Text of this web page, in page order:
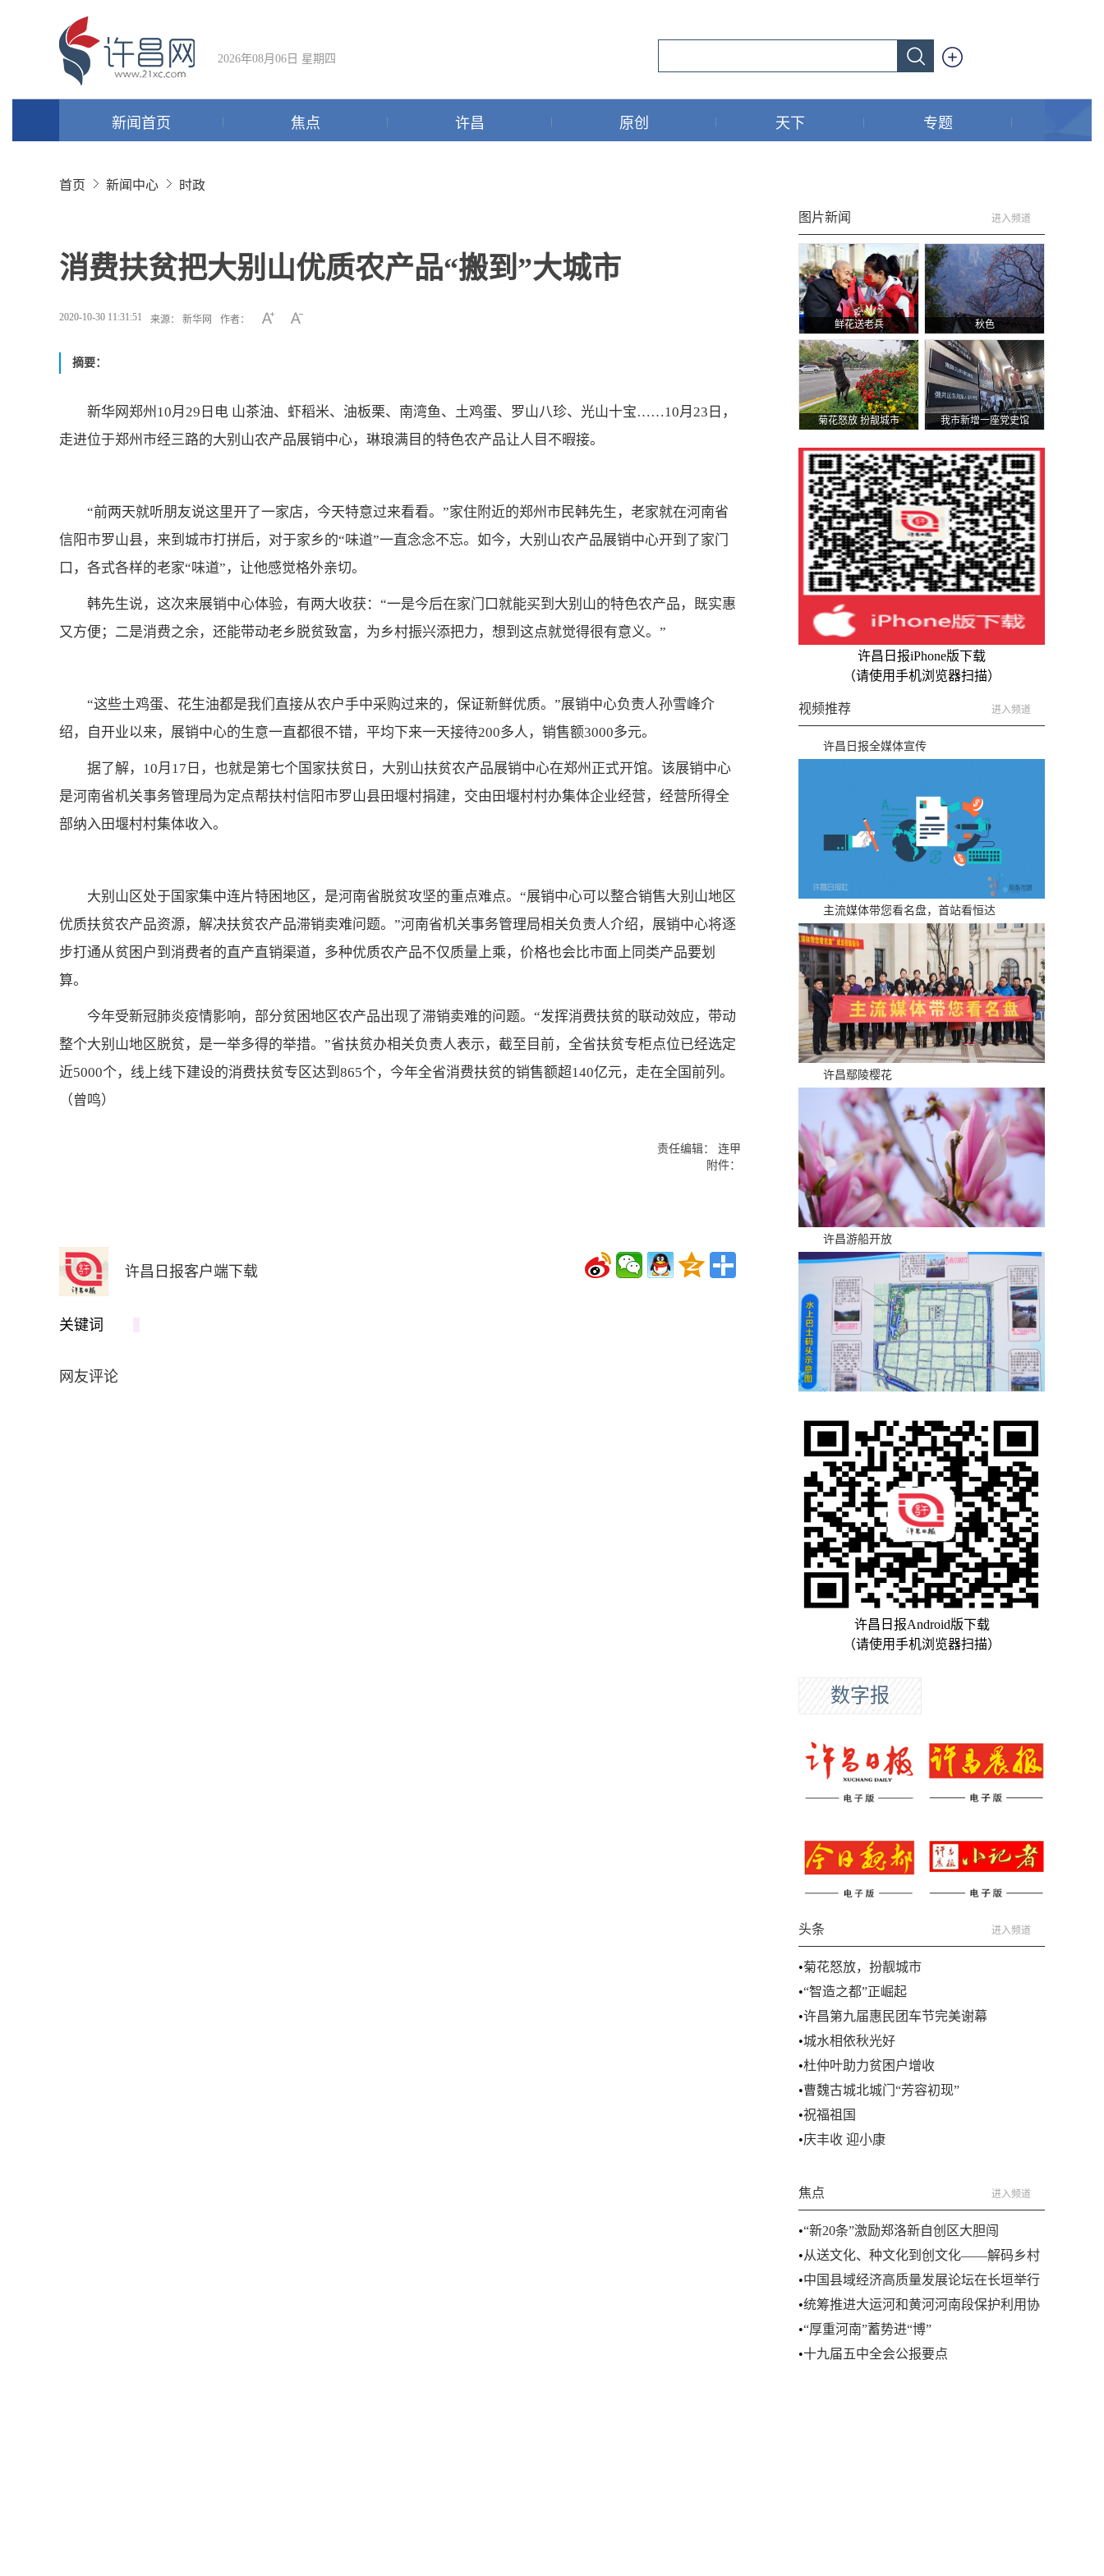
2026年08月06日 星期四
新闻首页 焦点 许昌 原创 天下 专题
首页 新闻中心 时政
消费扶贫把大别山优质农产品“搬到”大城市
2020-10-30 11:31:51 来源： 新华网 作者：
摘要：
新华网郑州10月29日电 山茶油、虾稻米、油板栗、南湾鱼、土鸡蛋、罗山八珍、光山十宝……10月23日，
走进位于郑州市经三路的大别山农产品展销中心，琳琅满目的特色农产品让人目不暇接。
“前两天就听朋友说这里开了一家店，今天特意过来看看。”家住附近的郑州市民韩先生，老家就在河南省
信阳市罗山县，来到城市打拼后，对于家乡的“味道”一直念念不忘。如今，大别山农产品展销中心开到了家门
口，各式各样的老家“味道”，让他感觉格外亲切。
韩先生说，这次来展销中心体验，有两大收获：“一是今后在家门口就能买到大别山的特色农产品，既实惠
又方便；二是消费之余，还能带动老乡脱贫致富，为乡村振兴添把力，想到这点就觉得很有意义。”
“这些土鸡蛋、花生油都是我们直接从农户手中采购过来的，保证新鲜优质。”展销中心负责人孙雪峰介
绍，自开业以来，展销中心的生意一直都很不错，平均下来一天接待200多人，销售额3000多元。
据了解，10月17日，也就是第七个国家扶贫日，大别山扶贫农产品展销中心在郑州正式开馆。该展销中心
是河南省机关事务管理局为定点帮扶村信阳市罗山县田堰村捐建，交由田堰村村办集体企业经营，经营所得全
部纳入田堰村村集体收入。
大别山区处于国家集中连片特困地区，是河南省脱贫攻坚的重点难点。“展销中心可以整合销售大别山地区
优质扶贫农产品资源，解决扶贫农产品滞销卖难问题。”河南省机关事务管理局相关负责人介绍，展销中心将逐
步打通从贫困户到消费者的直产直销渠道，多种优质农产品不仅质量上乘，价格也会比市面上同类产品要划
算。
今年受新冠肺炎疫情影响，部分贫困地区农产品出现了滞销卖难的问题。“发挥消费扶贫的联动效应，带动
整个大别山地区脱贫，是一举多得的举措。”省扶贫办相关负责人表示，截至目前，全省扶贫专柜点位已经选定
近5000个，线上线下建设的消费扶贫专区达到865个，今年全省消费扶贫的销售额超140亿元，走在全国前列。
（曾鸣）
责任编辑： 连甲
附件：
许昌日报客户端下载
关键词
网友评论
图片新闻 进入频道
鲜花送老兵 秋色
菊花怒放 扮靓城市 我市新增一座党史馆
许昌日报iPhone版下载
（请使用手机浏览器扫描）
视频推荐 进入频道
许昌日报全媒体宣传
主流媒体带您看名盘，首站看恒达
许昌鄢陵樱花
许昌游船开放
许昌日报Android版下载
（请使用手机浏览器扫描）
数字报
头条 进入频道
•菊花怒放，扮靓城市
•“智造之都”正崛起
•许昌第九届惠民团车节完美谢幕
•城水相依秋光好
•杜仲叶助力贫困户增收
•曹魏古城北城门“芳容初现”
•祝福祖国
•庆丰收 迎小康
焦点 进入频道
•“新20条”激励郑洛新自创区大胆闯
•从送文化、种文化到创文化——解码乡村
文化振兴的河南探索
•中国县域经济高质量发展论坛在长垣举行
•统筹推进大运河和黄河河南段保护利用协
同发力
•“厚重河南”蓄势进“博”
•十九届五中全会公报要点